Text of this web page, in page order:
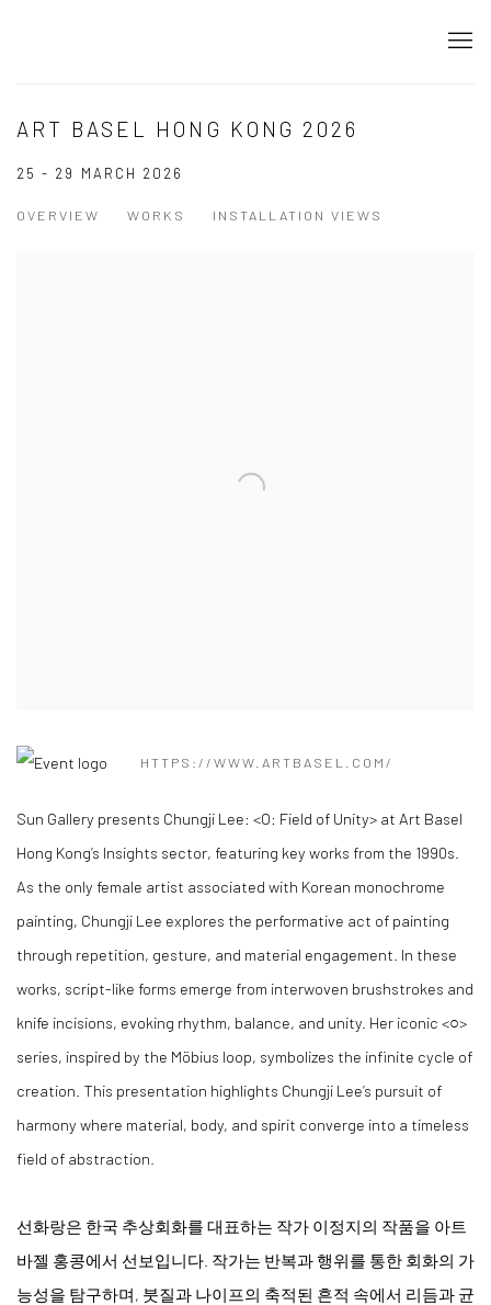
ART BASEL HONG KONG 2026
25 - 29 MARCH 2026
OVERVIEW WORKS INSTALLATION VIEWS
HTTPS://WWW.ARTBASEL.COM/
Sun Gallery presents Chungji Lee: <O: Field of Unity> at Art Basel
Hong Kong’s Insights sector, featuring key works from the 1990s.
As the only female artist associated with Korean monochrome
painting, Chungji Lee explores the performative act of painting
through repetition, gesture, and material engagement. In these
works, script-like forms emerge from interwoven brushstrokes and
knife incisions, evoking rhythm, balance, and unity. Her iconic <○>
series, inspired by the Möbius loop, symbolizes the infinite cycle of
creation. This presentation highlights Chungji Lee’s pursuit of
harmony where material, body, and spirit converge into a timeless
field of abstraction.
선화랑은 한국 추상회화를 대표하는 작가 이정지의 작품을 아트
바젤 홍콩에서 선보입니다. 작가는 반복과 행위를 통한 회화의 가
능성을 탐구하며, 붓질과 나이프의 축적된 흔적 속에서 리듬과 균